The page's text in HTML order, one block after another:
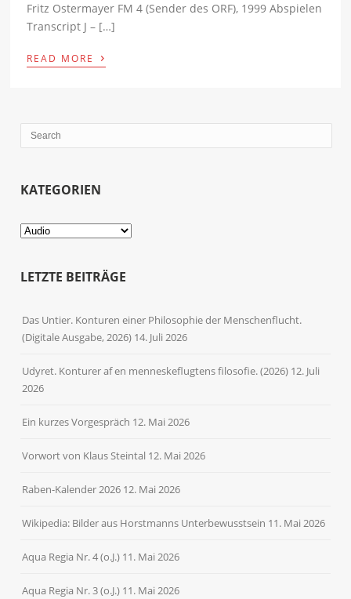
Fritz Ostermayer FM 4 (Sender des ORF), 1999 Abspielen
Transcript J – […]
READ MORE ›
KATEGORIEN
Kategorien
LETZTE BEITRÄGE
Das Untier. Konturen einer Philosophie der Menschenflucht.
(Digitale Ausgabe, 2026) 14. Juli 2026
Udyret. Konturer af en menneskeflugtens filosofie. (2026) 12. Juli
2026
Ein kurzes Vorgespräch 12. Mai 2026
Vorwort von Klaus Steintal 12. Mai 2026
Raben-Kalender 2026 12. Mai 2026
Wikipedia: Bilder aus Horstmanns Unterbewusstsein 11. Mai 2026
Aqua Regia Nr. 4 (o.J.) 11. Mai 2026
Aqua Regia Nr. 3 (o.J.) 11. Mai 2026